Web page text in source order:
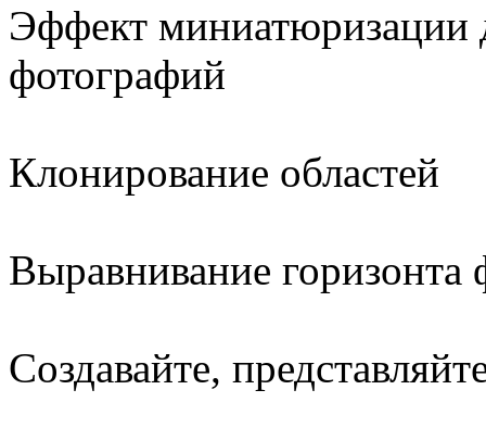
Эффект миниатюризации
фотографий
Клонирование областей
Выравнивание горизонта
Создавайте,